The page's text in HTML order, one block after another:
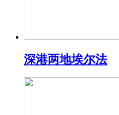
深港两地埃尔法